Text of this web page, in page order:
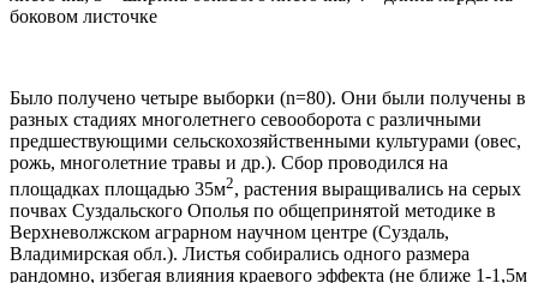
боковом листочке
Было получено четыре выборки (n=80). Они были получены в
разных стадиях многолетнего севооборота с различными
предшествующими сельскохозяйственными культурами (овес,
рожь, многолетние травы и др.). Сбор проводился на
площадках площадью 35м2, растения выращивались на серых
почвах Суздальского Ополья по общепринятой методике в
Верхневолжском аграрном научном центре (Суздаль,
Владимирская обл.). Листья собирались одного размера
рандомно, избегая влияния краевого эффекта (не ближе 1-1,5м